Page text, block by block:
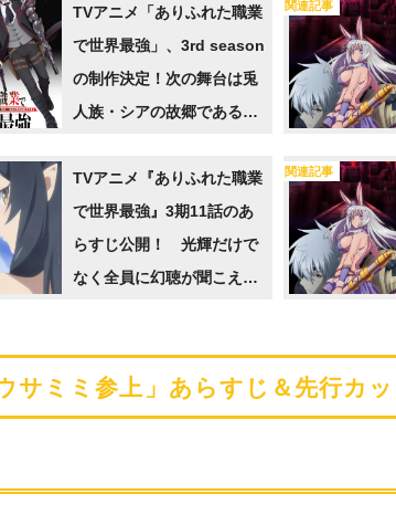
TVアニメ「ありふれた職業
で世界最強」、3rd season
の制作決定！次の舞台は兎
人族・シアの故郷であるハ
関連記事
TVアニメ『ありふれた職業
で世界最強』3期11話のあ
らすじ公開！ 光輝だけで
なく全員に幻聴が聞こえる
関連記事
サミミ参上」あらすじ＆先行カッ